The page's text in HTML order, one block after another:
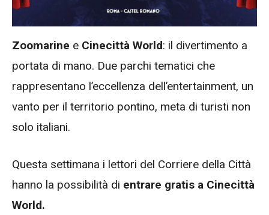
Zoomarine e Cinecittà World: il divertimento a
portata di mano. Due parchi tematici che
rappresentano l’eccellenza dell’entertainment, un
vanto per il territorio pontino, meta di turisti non
solo italiani.
Questa settimana i lettori del Corriere della Città
hanno la possibilità di entrare gratis a Cinecittà
World.